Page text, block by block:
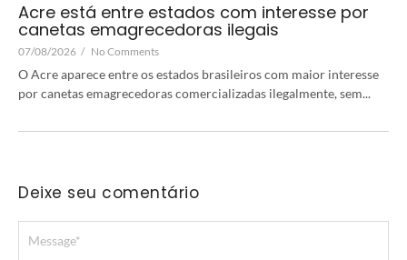
Acre está entre estados com interesse por
canetas emagrecedoras ilegais
07/08/2026 / No Comments
O Acre aparece entre os estados brasileiros com maior interesse
por canetas emagrecedoras comercializadas ilegalmente, sem...
Deixe seu comentário